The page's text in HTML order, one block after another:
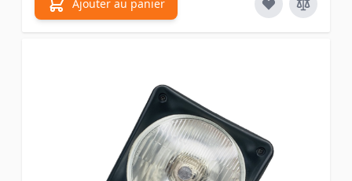
Ajouter au panier